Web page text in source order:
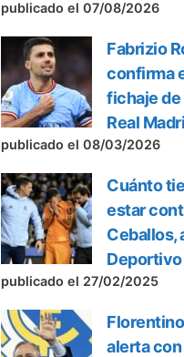
publicado el 07/08/2026
Fabrizio
confirma
fichaje de
Real
publicado el 08/03/2026
Cuánto
estar
Ceballos,
publicado el 27/02/2025
alerta con